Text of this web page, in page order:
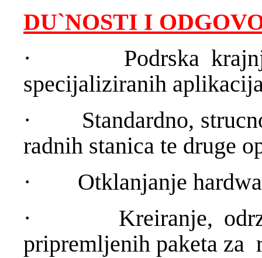
DU`NOSTI I
·
Podrska
specijaliziranih
·
Standardno,
radnih stanica te druge
·
Otklanjanje
·
Kreiranje,
pripremljenih paketa za